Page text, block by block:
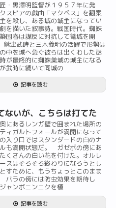
・黒澤明監督が１９５７年に発
スピアの戯曲「マクベス」を翻案
を殺し、ある城の城主になってい
を描いた叙事詩。戦国時代。蜘蛛
国春は謀反に対抗して篭城を開
鷲津武時と三木義明の活躍で形勢は
中を城へ急ぐ彼らは出くわした謎
が最終的に蜘蛛巣城の城主になる
武時に続いて同城の
記事を読む
ないが、こちらは打てた
あるレンガ壁で囲まれた場所の
ィガルトフォールが満開になって
入り口ではスタンダードの白のナ
も満開状態だ。 ガゼボの傍にあ
くさんの白い花を付けた。オルレ
スはそろそろ終わりになろうとし
すために、もうちょっとこのまま
バラの傍には防虫効果を期待し
ャンボニンニクを植
記事を読む